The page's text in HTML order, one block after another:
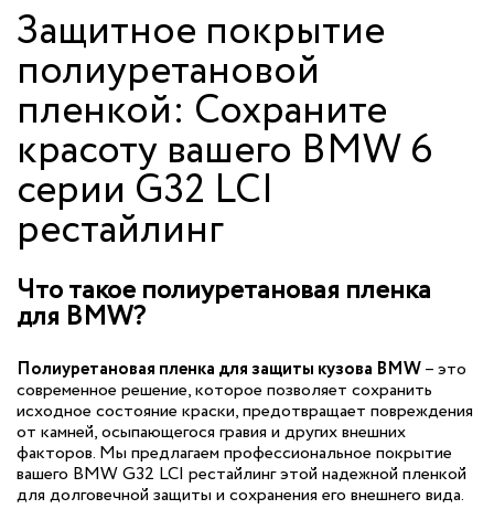
Защитное покрытие
полиуретановой
пленкой: Сохраните
красоту вашего BMW 6
серии G32 LCI
рестайлинг
Что такое полиуретановая пленка
для BMW?
Полиуретановая пленка для защиты кузова BMW– это
современное решение, которое позволяет сохранить
исходное состояние краски, предотвращает повреждения
от камней, осыпающегося гравия и других внешних
факторов. Мы предлагаем профессиональное покрытие
вашего BMW G32 LCI рестайлинг этой надежной пленкой
для долговечной защиты и сохранения его внешнего вида.